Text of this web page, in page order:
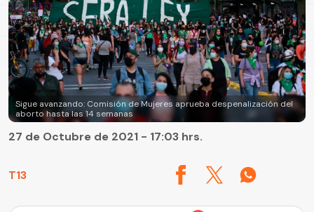
Sigue avanzando: Comisión de Mujeres aprueba despenalización del
aborto hasta las 14 semanas
T13
27 de Octubre de 2021 - 17:03 hrs.